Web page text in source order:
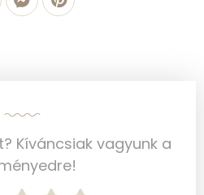
Kíváncsiak vagyunk a